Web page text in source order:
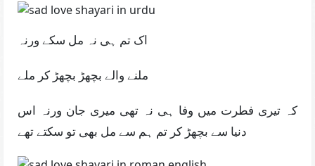
کہ تیری فطرت میں وفا ہی نہ تھی میری جان ورنہ اس
دنیا سے بچھڑ کر تم ہم سے مل بھی تو سکتے تھے